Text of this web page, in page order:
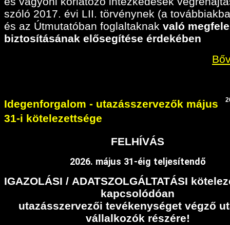
szóló 2017. évi LII. törvénynek (a
és az Útmutatóban foglaltaknak való
biztosításának elősegítése érdekében
Idegenforgalom - utazásszervezők május
31-i kötelezettsége
FELHÍVÁS
2026. május 31-éig teljesítendő
IGAZOLÁSI / ADATSZOLGÁLTATÁSI
kapcsolódóan
utazásszervezői tevékenységet végző
vállalkozók részére!